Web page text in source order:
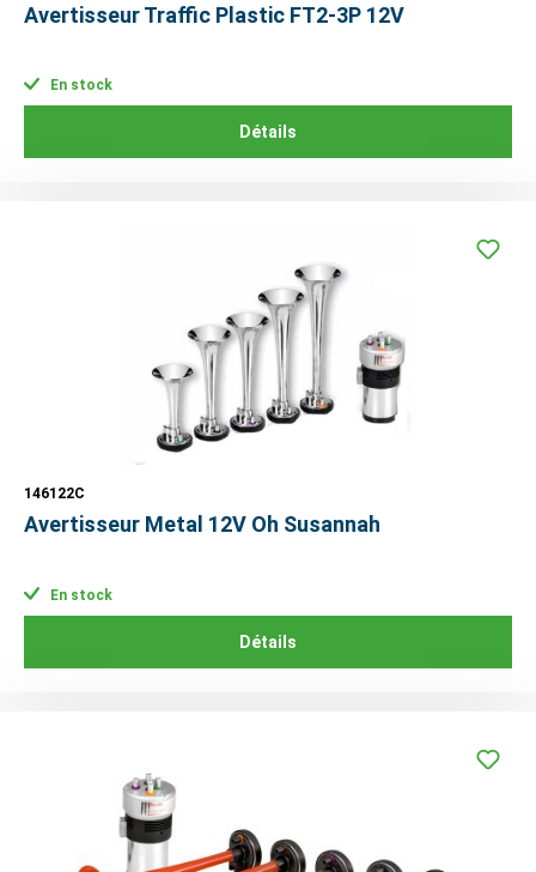
Avertisseur Traffic Plastic FT2-3P 12V
En stock
Détails
146122C
Avertisseur Metal 12V Oh Susannah
En stock
Détails